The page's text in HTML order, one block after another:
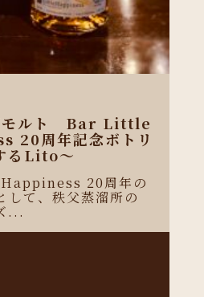
モルト Bar Little
20周年記念ボトリ
るLito〜
20周年の
して、秩父蒸溜所の
...